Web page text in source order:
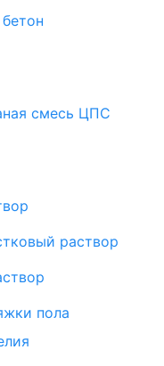
смесь ЦПС
раствор
пола